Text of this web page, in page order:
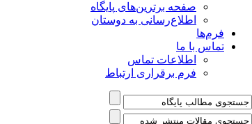
صفحه برترین‌های پایگاه
اطلاع‌رسانی به دوستان
فرم‌ها
تماس با ما
اطلاعات تماس
فرم برقراری ارتباط